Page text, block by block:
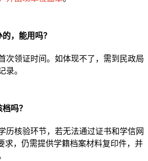
，能用吗？
次领证时间。如体现不了，需到民政局
录。
吗？
历核验环节，若无法通过证书和学信网
求，仍需提供学籍档案材料复印件，并